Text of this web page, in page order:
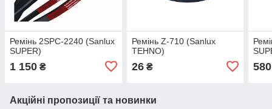
Ремінь 2SPC-2240 (Sanlux
SUPER)
1 150 ₴
Ремінь Z-710 (Sanlux
TEHNO)
26₴ 580
Акційні пропозиції та новинки